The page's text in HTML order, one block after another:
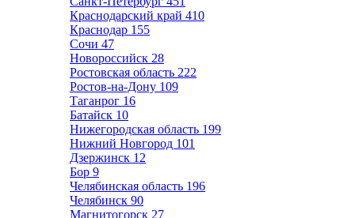
Краснодарский край 410
Краснодар 155
Сочи 47
Новороссийск 28
Ростовская область 222
Ростов-на-Дону 109
Таганрог 16
Батайск 10
Нижегородская область 199
Нижний Новгород 101
Дзержинск 12
Бор 9
Челябинская область 196
Челябинск 90
Магнитогорск 27